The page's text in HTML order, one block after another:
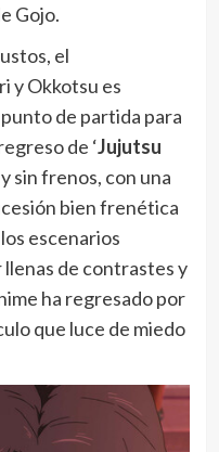
Gojo.
el
y Okkotsu es
de partida para
de ‘Jujutsu
sin frenos, con una
bien frenética
escenarios
llenas de contrastes y
ha regresado por
que luce de miedo